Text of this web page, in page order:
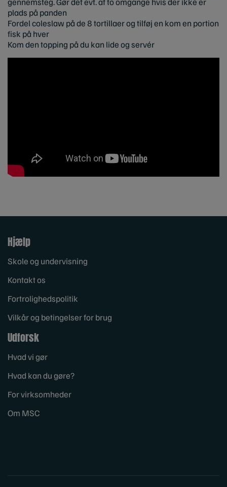
plads på panden
Fordel coleslaw på de 8 tortillaer og tilføj en kom en portion
fisk på hver
Kom den topping på du kan lide og servér
Hjælp
Skole og undervisning
Kontakt os
Fortrolighedspolitik
Vilkår og betingelser for brug
Udforsk
Hvad vi gør
Hvad kan du gøre?
For virksomheder
Om MSC